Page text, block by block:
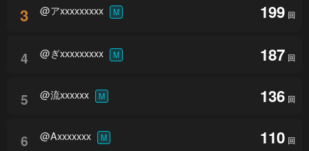
3 @アxxxxxxxxx M 199 回
4 @ぎxxxxxxxxx M 187 回
5 @流xxxxxx M 136 回
6 @Axxxxxxx M 110 回